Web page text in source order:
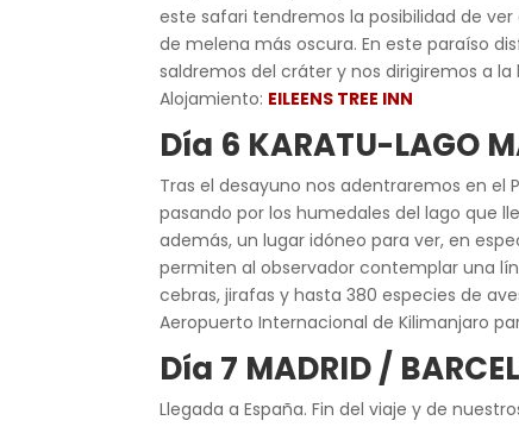
este safari tendremos la posibilidad de
de melena más oscura. En este paraíso
saldremos del cráter y nos dirigiremos a la
Alojamiento: EILEENS TREE INN
Día 6 KARATU-LAGO
Tras el desayuno nos adentraremos en el
pasando por los humedales del lago que
además, un lugar idóneo para ver, en
permiten al observador contemplar una
cebras, jirafas y hasta 380 especies de
Aeropuerto Internacional de Kilimanjaro
Día 7 MADRID /
Llegada a España. Fin del viaje y de